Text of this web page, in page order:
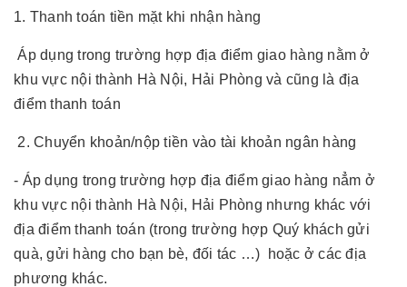
1. Thanh toán tiền mặt khi nhận hàng
Áp dụng trong trường hợp địa điểm giao hàng nằm ở
khu vực nội thành Hà Nội, Hải Phòng và cũng là địa
điểm thanh toán
2. Chuyển khoản/nộp tiền vào tài khoản ngân hàng
- Áp dụng trong trường hợp địa điểm giao hàng nẳm ở
khu vực nội thành Hà Nội, Hải Phòng nhưng khác với
địa điểm thanh toán (trong trường hợp Quý khách gửi
quà, gửi hàng cho bạn bè, đối tác …) hoặc ở các địa
phương khác.